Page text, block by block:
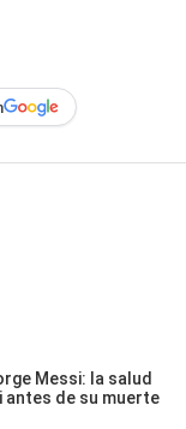
Messi: la salud
antes de su muerte